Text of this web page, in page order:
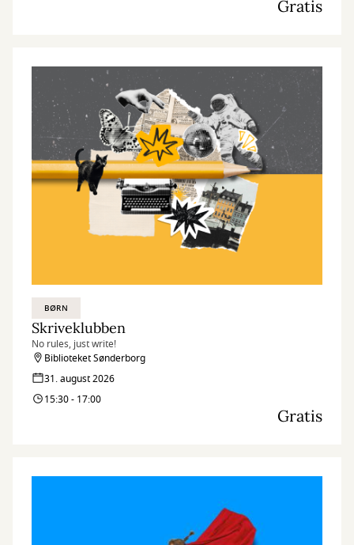
Gratis
BØRN
Skriveklubben
No rules, just write!
Biblioteket Sønderborg
31. august 2026
15:30 - 17:00
Gratis